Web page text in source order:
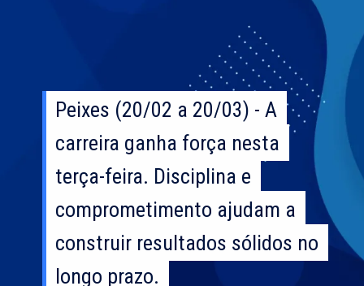
Peixes (20/02 a 20/03) - A
carreira ganha força nesta
terça-feira. Disciplina e
comprometimento ajudam a
construir resultados sólidos no
longo prazo.
Peixes (20/02 a 20/03) - A
carreira ganha força nesta
terça-feira. Disciplina e
comprometimento ajudam a
construir resultados sólidos no
longo prazo.